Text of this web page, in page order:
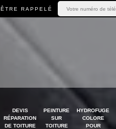
ÊTRE RAPPELÉ
DEVIS
RÉPARATION
DE TOITURE
PEINTURE
SUR
TOITURE
HYDROFUGE
COLORE
POUR